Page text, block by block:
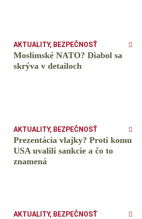
AKTUALITY, BEZPEČNOSŤ
Moslimské NATO? Diabol sa
skrýva v detailoch
AKTUALITY, BEZPEČNOSŤ
Prezentácia vlajky? Proti komu
USA uvalili sankcie a čo to
znamená
AKTUALITY, BEZPEČNOSŤ